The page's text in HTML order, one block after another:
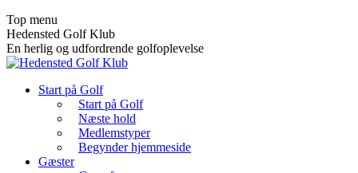
Top menu
Hedensted Golf Klub
En herlig og udfordrende golfoplevelse
Start på Golf
Start på Golf
Næste hold
Medlemstyper
Begynder hjemmeside
Gæster